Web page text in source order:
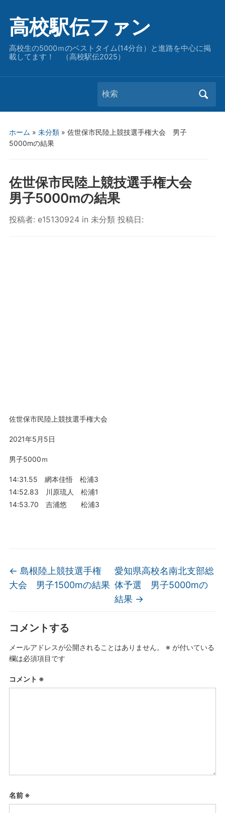
高校駅伝ファン
高校生の5000ｍのベストタイム(14分台）と進路を中心に掲
載してます！ （高校駅伝2025）
Search
for:
ホーム » 未分類» 佐世保市民陸上競技選手権大会 男子
5000mの結果
佐世保市民陸上競技選手権大会
男子5000mの結果
投稿者: e15130924 in 未分類投稿日:
佐世保市民陸上競技選手権大会
2021年5月5日
男子5000ｍ
14:31.55 網本佳悟 松浦3
14:52.83 川原琉人 松浦1
14:53.70 吉浦悠 松浦3
← 島根陸上競技選手権
大会 男子1500mの結果
愛知県高校名南北支部総
体予選 男子5000mの
結果 →
コメントする
メールアドレスが公開されることはありません。 ※ が付いている
欄は必須項目です
コメント ※
名前 ※